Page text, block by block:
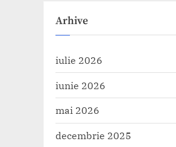
Arhive
iulie 2026
iunie 2026
mai 2026
decembrie 2025